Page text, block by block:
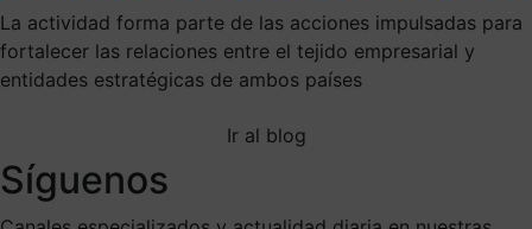
La actividad forma parte de las acciones impulsadas para
fortalecer las relaciones entre el tejido empresarial y
entidades estratégicas de ambos países
Ir al blog
Síguenos